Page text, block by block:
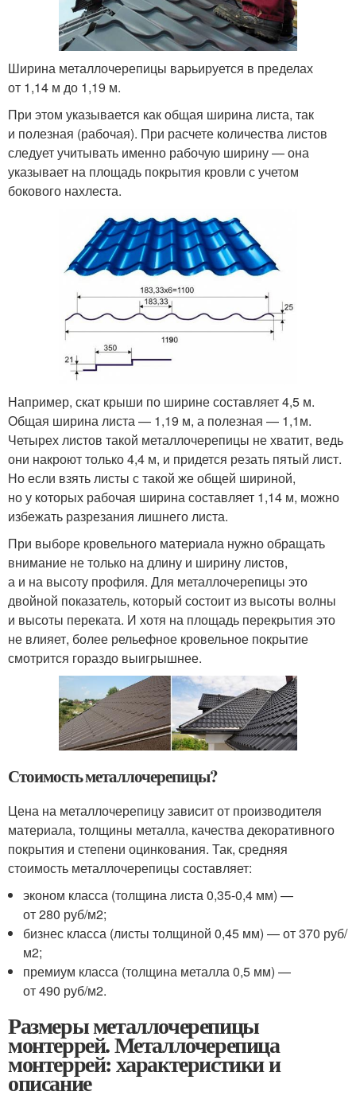
Ширина металлочерепицы варьируется в пределах
от 1,14 м до 1,19 м.
При этом указывается как общая ширина листа, так
и полезная (рабочая). При расчете количества листов
следует учитывать именно рабочую ширину — она
указывает на площадь покрытия кровли с учетом
бокового нахлеста.
Например, скат крыши по ширине составляет 4,5 м.
Общая ширина листа — 1,19 м, а полезная — 1,1м.
Четырех листов такой металлочерепицы не хватит, ведь
они накроют только 4,4 м, и придется резать пятый лист.
Но если взять листы с такой же общей шириной,
но у которых рабочая ширина составляет 1,14 м, можно
избежать разрезания лишнего листа.
При выборе кровельного материала нужно обращать
внимание не только на длину и ширину листов,
а и на высоту профиля. Для металлочерепицы это
двойной показатель, который состоит из высоты волны
и высоты переката. И хотя на площадь перекрытия это
не влияет, более рельефное кровельное покрытие
смотрится гораздо выигрышнее.
Стоимость металлочерепицы?
Цена на металлочерепицу зависит от производителя
материала, толщины металла, качества декоративного
покрытия и степени оцинкования. Так, средняя
стоимость металлочерепицы составляет:
эконом класса (толщина листа 0,35-0,4 мм) —
от 280 руб/м2;
бизнес класса (листы толщиной 0,45 мм) — от 370 руб/
м2;
премиум класса (толщина металла 0,5 мм) —
от 490 руб/м2.
Размеры металлочерепицы
монтеррей. Металлочерепица
монтеррей: характеристики и
описание